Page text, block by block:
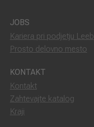
JOBS
Kariera pri podjetju Leeb
Prosto delovno mesto
KONTAKT
Kontakt
Zahtevajte katalog
Kraji